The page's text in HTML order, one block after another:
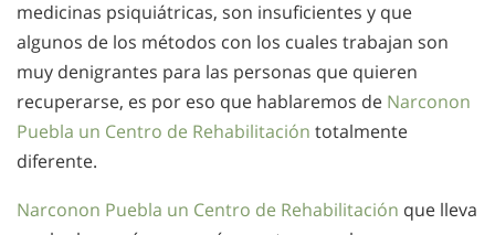
medicinas psiquiátricas, son insuficientes y que
algunos de los métodos con los cuales trabajan son
muy denigrantes para las personas que quieren
recuperarse, es por eso que hablaremos de Narconon
Puebla un Centro de Rehabilitación totalmente
diferente.
Narconon Puebla un Centro de Rehabilitación que lleva